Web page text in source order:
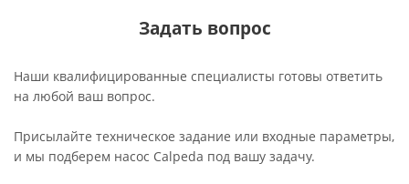
Задать вопрос
Наши квалифицированные специалисты готовы ответить
на любой ваш вопрос.
Присылайте техническое задание или входные параметры,
и мы подберем насос Calpeda под вашу задачу.